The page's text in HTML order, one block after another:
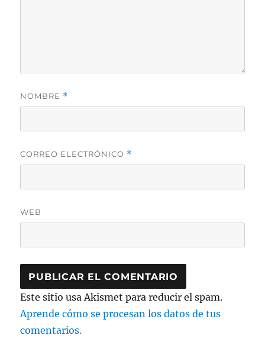
NOMBRE *
CORREO ELECTRÓNICO *
WEB
Este sitio usa Akismet para reducir el spam.
Aprende cómo se procesan los datos de tus
comentarios.